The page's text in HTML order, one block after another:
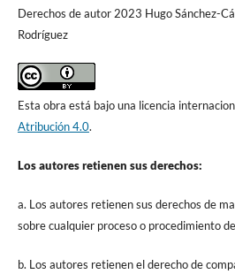
Derechos de autor 2023 Hugo Sánchez-
Rodríguez
Esta obra está bajo una licencia
Atribución 4.0.
Los autores retienen sus derechos:
a. Los autores retienen sus derechos de
sobre cualquier proceso o procedimiento
b. Los autores retienen el derecho de